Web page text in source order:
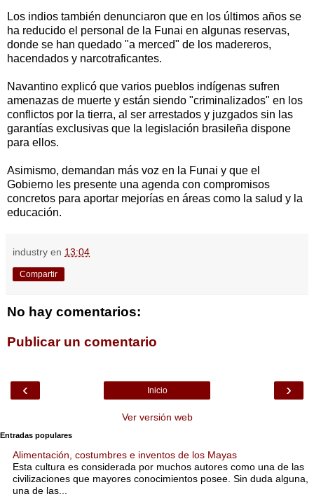
Los indios también denunciaron que en los últimos años se
ha reducido el personal de la Funai en algunas reservas,
donde se han quedado "a merced" de los madereros,
hacendados y narcotraficantes.
Navantino explicó que varios pueblos indígenas sufren
amenazas de muerte y están siendo "criminalizados" en los
conflictos por la tierra, al ser arrestados y juzgados sin las
garantías exclusivas que la legislación brasileña dispone
para ellos.
Asimismo, demandan más voz en la Funai y que el
Gobierno les presente una agenda con compromisos
concretos para aportar mejorías en áreas como la salud y la
educación.
industry en 13:04
Compartir
No hay comentarios:
Publicar un comentario
‹ ›
Inicio
Ver versión web
Entradas populares
Alimentación, costumbres e inventos de los Mayas
Esta cultura es considerada por muchos autores como una de las
civilizaciones que mayores conocimientos posee. Sin duda alguna,
una de las...